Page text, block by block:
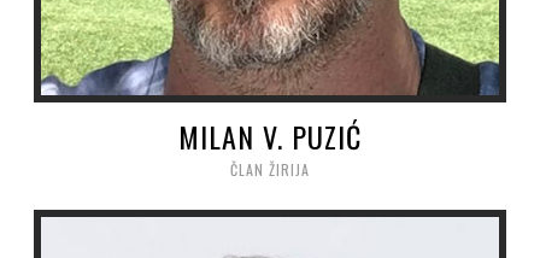
MILAN V. PUZIĆ
ČLAN ŽIRIJA